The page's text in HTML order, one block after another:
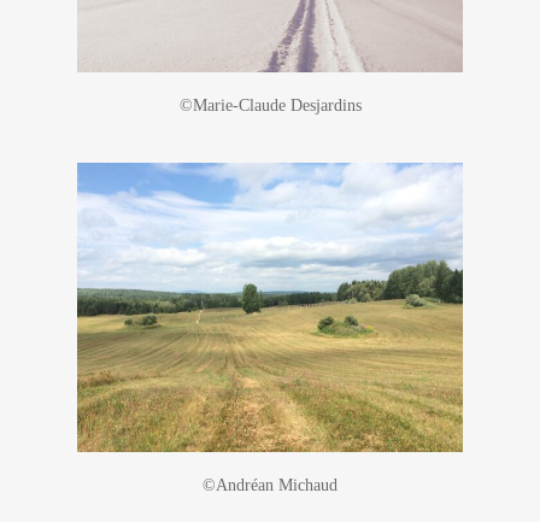
©Marie-Claude Desjardins
©Andréan Michaud